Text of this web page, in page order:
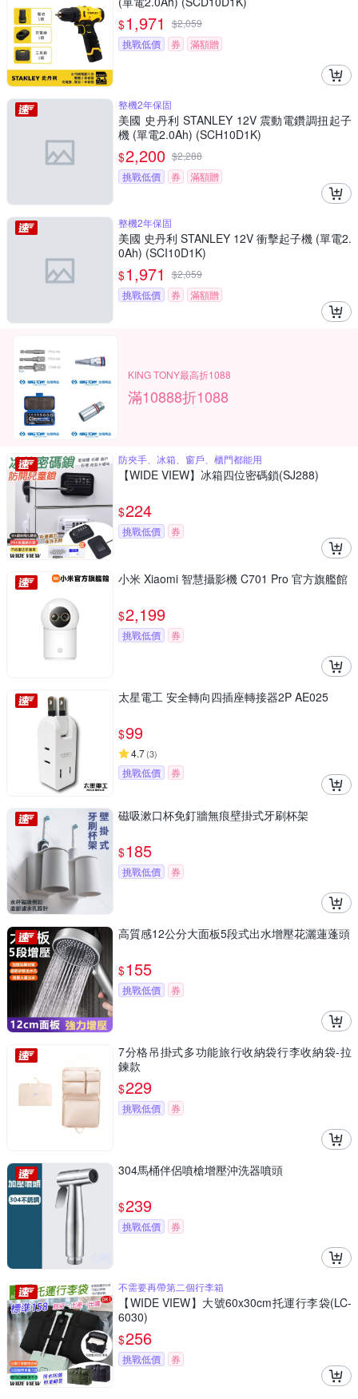
$1,971 $2,059
挑戰低價
券 滿額贈
整機2年保固
美國 史丹利 STANLEY 12V 震動電鑽調扭起子
機 (單電2.0Ah) (SCH10D1K)
$2,200 $2,288
挑戰低價
券 滿額贈
整機2年保固
美國 史丹利 STANLEY 12V 衝擊起子機 (單電2.
0Ah) (SCI10D1K)
$1,971 $2,059
挑戰低價
券 滿額贈
KING TONY最高折1088
滿10888折1088
防夾手、冰箱、窗戶、櫃門都能用
【WIDE VIEW】冰箱四位密碼鎖(SJ288)
$224
挑戰低價 券
小米 Xiaomi 智慧攝影機 C701 Pro 官方旗艦館
$2,199
挑戰低價 券
太星電工 安全轉向四插座轉接器2P AE025
$99
4.7(3)
挑戰低價 券
磁吸漱口杯免釘牆無痕壁掛式牙刷杯架
$185
挑戰低價 券
高質感12公分大面板5段式出水增壓花灑蓮蓬頭
$155
挑戰低價 券
7分格吊掛式多功能旅行收納袋行李收納袋-拉
鍊款
$229
挑戰低價 券
304馬桶伴侶噴槍增壓沖洗器噴頭
$239
挑戰低價 券
不需要再帶第二個行李箱
【WIDE VIEW】大號60x30cm托運行李袋(LC-
6030)
$256
挑戰低價 券